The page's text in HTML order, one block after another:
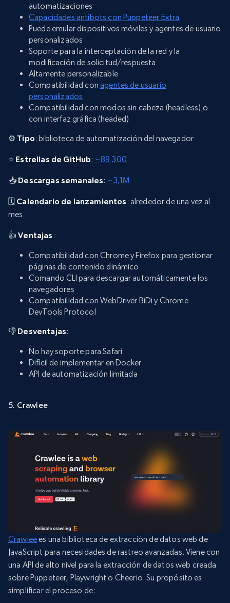
automatizaciones
Capacidades antibots con Puppeteer Extra
Puede emular dispositivos móviles y agentes de usuario
personalizados
Soporte para la interceptación de la red y la
modificación de solicitud/respuesta
Altamente personalizable
Compatibilidad conagentes de usuario
personalizados
Compatibilidad con modos sin cabeza (headless) o
con interfaz gráfica (headed)
⚙️ Tipo: biblioteca de automatización del navegador
⭐ Estrellas de GitHub: ~89 300
📥 Descargas semanales: ~3,1M
🗓️ Calendario de lanzamientos : alrededor de una vez al
mes
👍Ventajas :
Compatibilidad con Chrome y Firefox para gestionar
páginas de contenido dinámico
Comando CLI para descargar automáticamente los
navegadores
Compatibilidad con WebDriver BiDi y Chrome
DevTools Protocol
👎 Desventajas:
No hay soporte para Safari
Difícil de implementar en Docker
API de automatización limitada
5. Crawlee
Crawleees una biblioteca de extracción de datos web de
JavaScript para necesidades de rastreo avanzadas. Viene con
una API de alto nivel para la extracción de datos web creada
sobre Puppeteer, Playwright o Cheerio. Su propósito es
simplificar el proceso de: